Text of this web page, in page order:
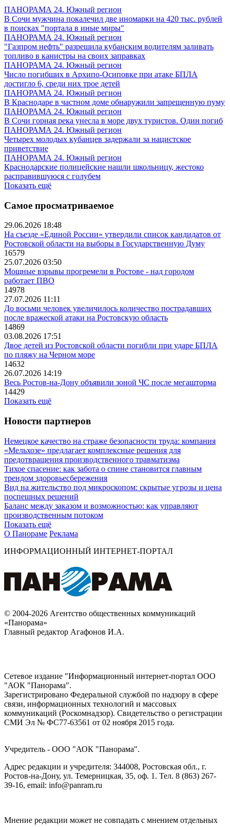
ПАНОРАМА 24. Южный регион
В Сочи мужчина покалечил две иномарки на 420 тыс. рублей
в поисках "портала в иные миры"
ПАНОРАМА 24. Южный регион
"Газпром нефть" разрешила кубанским водителям заливать
топливо в канистры на своих заправках
ПАНОРАМА 24. Южный регион
Число погибших в Архипо-Осиповке при атаке БПЛА
достигло 6, среди них трое детей
ПАНОРАМА 24. Южный регион
В Краснодаре в частном доме обнаружили запрещенную пуму
ПАНОРАМА 24. Южный регион
В Сочи горная река унесла в море двух туристов. Один погиб
ПАНОРАМА 24. Южный регион
Четырех молодых кубанцев задержали за нацистское
приветствие
ПАНОРАМА 24. Южный регион
Краснодарские полицейские нашли школьницу, жестоко
расправившуюся с голубем
Показать ещё
Самое просматриваемое
29.06.2026 18:48
На съезде «Единой России» утвердили список кандидатов от
Ростовской области на выборы в Государственную Думу
16579
25.07.2026 03:50
Мощные взрывы прогремели в Ростове - над городом
работает ПВО
14978
27.07.2026 11:11
До восьми человек увеличилось количество пострадавших
после вражеской атаки на Ростовскую область
14869
03.08.2026 17:51
Двое детей из Ростовской области погибли при ударе БПЛА
по пляжу на Черном море
14632
26.07.2026 14:19
Весь Ростов-на-Дону объявили зоной ЧС после мегашторма
14429
Показать ещё
Новости партнеров
Немецкое качество на страже безопасности труда: компания
«Мельхозе» предлагает комплексные решения для
предотвращения производственного травматизма
Тихое спасение: как забота о спине становится главным
трендом здоровьесбережения
Вид на жительство под микроскопом: скрытые угрозы и цена
поспешных решений
Баланс между заказом и возможностью: как управляют
производственным потоком
Показать ещё
О Панораме Реклама
ИНФОРМАЦИОННЫЙ ИНТЕРНЕТ-ПОРТАЛ
© 2004-2026 Агентство общественных коммуникаций
«Панорама»
Главный редактор Агафонов И.А.
Сетевое издание "Информационный интернет-портал ООО
"АОК "Панорама".
Зарегистрировано Федеральной службой по надзору в сфере
связи, информационных технологий и массовых
коммуникаций (Роскомнадзор). Cвидетельство о регистрации
СМИ Эл № ФС77-63561 от 02 ноября 2015 года.
Учредитель - ООО "АОК "Панорама".
Адрес редакции и учредителя: 344008, Ростовская обл., г.
Ростов-на-Дону, ул. Темерницкая, 35, оф. 1. Тел. 8 (863) 267-
39-16, email: info@panram.ru
Мнение редакции может не совпадать с мнением отдельных